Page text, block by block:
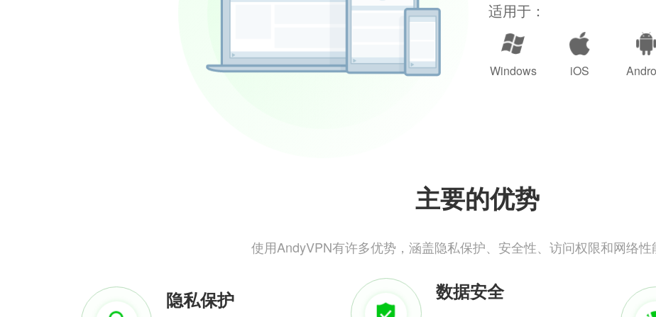
适用于：
Windows iOS
主要的优势
使用AndyVPN有许多优势，涵盖隐私保护、安全性、访问权限和网络
隐私保护 数据安全